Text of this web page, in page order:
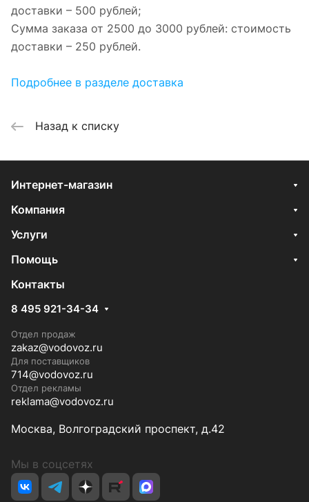
доставки – 500 рублей;
Сумма заказа от 2500 до 3000 рублей: стоимость
доставки – 250 рублей.
Подробнее в разделе доставка
Назад к списку
Интернет-магазин
Компания
Услуги
Помощь
Контакты
8 495 921-34-34
Отдел продаж
zakaz@vodovoz.ru
Для поставщиков
714@vodovoz.ru
Отдел рекламы
reklama@vodovoz.ru
Москва, Волгоградский проспект, д.42
Мы в соцсетях